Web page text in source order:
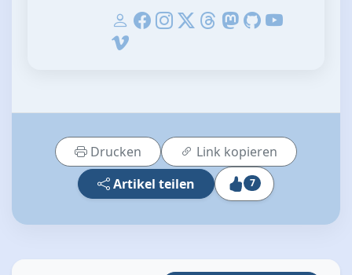
Drucken
Link kopieren
Artikel teilen
7